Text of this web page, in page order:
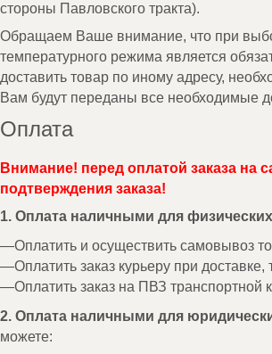
стороны Павловского тракта).
Обращаем Ваше внимание, что при
температурного режима является
доставить товар по иному адресу,
Вам будут переданы все необходимые
Оплата
Внимание! перед оплатой заказа на
подтверждения заказа!
1. Оплата наличными для
Оплатить и осуществить самовывоз
Оплатить заказ курьеру при
Оплатить заказ на ПВЗ транспортной
2. Оплата наличными для
можете: